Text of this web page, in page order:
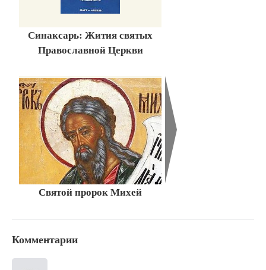
Синаксарь: Жития святых
Православной Церкви
Святой пророк Михей
Комментарии